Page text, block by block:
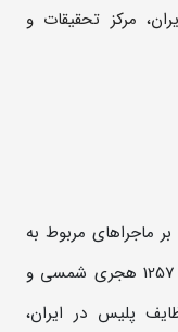
مرکز تحقیقات و
ماجراهای مربوط به
تاًسیس اولین اداره‌ی پلیس ایران در سال 1257 هجری شمسی و
پلیس در ایران،